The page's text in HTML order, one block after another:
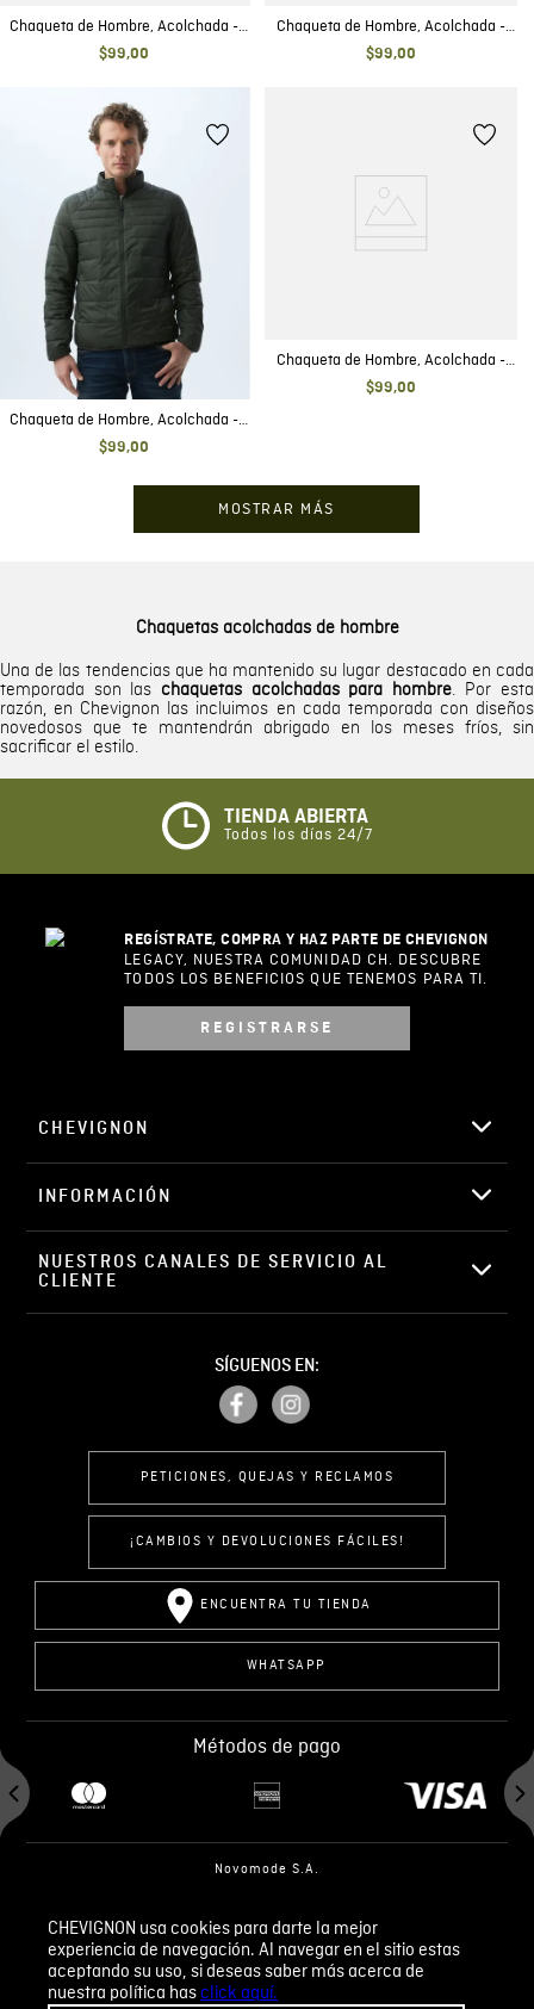
CHEVIGNON usa cookies para darte la mejor
experiencia de navegación. Al navegar en el sitio estas
aceptando su uso, si deseas saber más acerca de
nuestra política hasclick aquí.
Chaqueta de Hombre, Acolchada -
TOGS
$99,00
Chaqueta de Hombre, Acolchada -
TOGS
$99,00
Chaqueta de Hombre, Acolchada -
TOGS
$99,00
Chaqueta de Hombre, Acolchada -
TOGS
$99,00
MOSTRAR MÁS
Chaquetas acolchadas de hombre
Una de las tendencias que ha mantenido su lugar destacado en cada
temporada son las chaquetas acolchadas para hombre. Por esta
razón, en Chevignon las incluimos en cada temporada con diseños
novedosos que te mantendrán abrigado en los meses fríos, sin
sacrificar el estilo.
TIENDA ABIERTA
Todos los días 24/7
REGÍSTRATE, COMPRA Y HAZ PARTE DE CHEVIGNON
LEGACY, NUESTRA COMUNIDAD CH. DESCUBRE
TODOS LOS BENEFICIOS QUE TENEMOS PARA TI.
REGISTRARSE
CHEVIGNON
INFORMACIÓN
NUESTROS CANALES DE SERVICIO AL
CLIENTE
SÍGUENOS EN:
PETICIONES, QUEJAS Y RECLAMOS
¡CAMBIOS Y DEVOLUCIONES FÁCILES!
ENCUENTRA TU TIENDA
WHATSAPP
Métodos de pago
Novomode S.A.
Términos y condiciones
Políticas de privacidad
Tratamiento de datos personales